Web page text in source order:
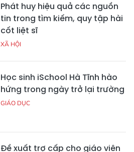
Phát huy hiệu quả các nguồn
tin trong tìm kiếm, quy tập hài
cốt liệt sĩ
XÃ HỘI
Học sinh iSchool Hà Tĩnh hào
hứng trong ngày trở lại trường
GIÁO DỤC
Đề xuất trợ cấp cho giáo viên